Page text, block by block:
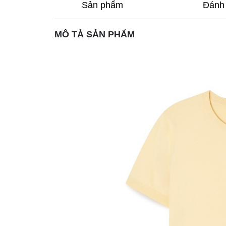
Sản phẩm Đánh
MÔ TẢ SẢN PHẨM